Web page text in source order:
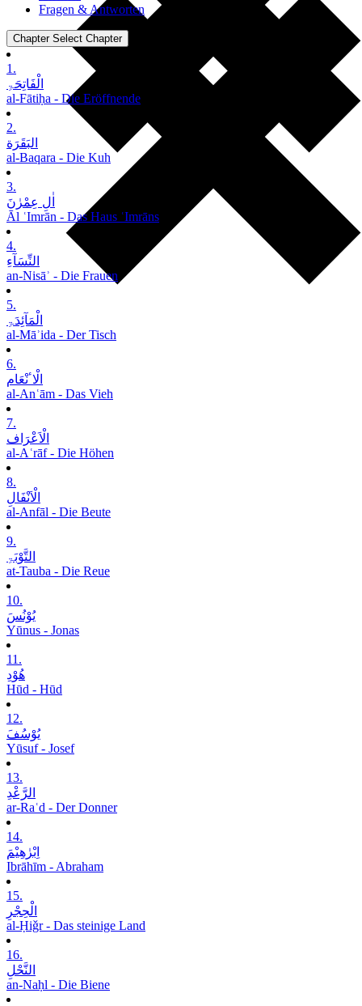
Fragen & Antworten
Chapter Select Chapter
1.
الْفَاتِحَۃِ
al-Fātiḥa - Die Eröffnende
2.
البَقَرَة
al-Baqara - Die Kuh
3.
اٰلِ عِمْرٰنَ
Āl ʿImrān - Das Haus ʿImrāns
4.
النِّسَآءِ
an-Nisāʾ - Die Frauen
5.
الْمَآئِدَۃِ
al-Māʾida - Der Tisch
6.
الْاٴنْعَام
al-Anʿām - Das Vieh
7.
الْاَعْرَاف
al-Aʿrāf - Die Höhen
8.
الْاَنْفَالِ
al-Anfāl - Die Beute
9.
التَّوْبَۃِ
at-Tauba - Die Reue
10.
یُوْنُسَ
Yūnus - Jonas
11.
ھُوْدِ
Hūd - Hūd
12.
یُوْسُفَ
Yūsuf - Josef
13.
الرَّعْدِ
ar-Raʿd - Der Donner
14.
اِبْرٰھِیْمَ
Ibrāhīm - Abraham
15.
الْحِجْرِ
al-Ḥiǧr - Das steinige Land
16.
النَّحْلِ
an-Naḥl - Die Biene